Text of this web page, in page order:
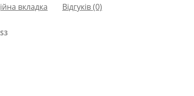
вкладка Відгуків (0)